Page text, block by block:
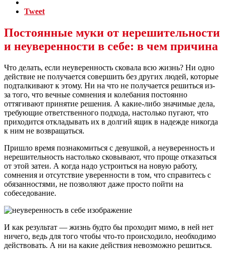
Tweet
Постоянные муки от нерешительности
и неуверенности в себе: в чем причина
Что делать, если неуверенность сковала всю жизнь? Ни одно
действие не получается совершить без других людей, которые
подталкивают к этому. Ни на что не получается решиться из-
за того, что вечные сомнения и колебания постоянно
оттягивают принятие решения. А какие-либо значимые дела,
требующие ответственного подхода, настолько пугают, что
приходится откладывать их в долгий ящик в надежде никогда
к ним не возвращаться.
Пришло время познакомиться с девушкой, а неуверенность и
нерешительность настолько сковывают, что проще отказаться
от этой затеи. А когда надо устроиться на новую работу,
сомнения и отсутствие уверенности в том, что справитесь с
обязанностями, не позволяют даже просто пойти на
собеседование.
И как результат — жизнь будто бы проходит мимо, в ней нет
ничего, ведь для того чтобы что-то происходило, необходимо
действовать. А ни на какие действия невозможно решиться.